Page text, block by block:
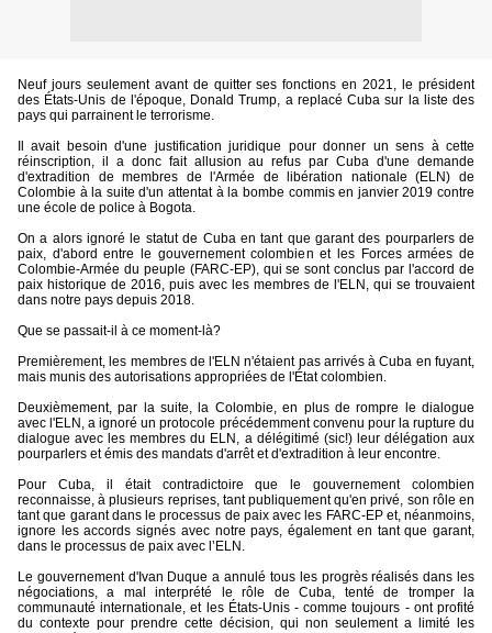
Neuf jours seulement avant de quitter ses fonctions en 2021, le président
des États-Unis de l'époque, Donald Trump, a replacé Cuba sur la liste des
pays qui parrainent le terrorisme.
Il avait besoin d'une justification juridique pour donner un sens à cette
réinscription, il a donc fait allusion au refus par Cuba d'une demande
d'extradition de membres de l'Armée de libération nationale (ELN) de
Colombie à la suite d'un attentat à la bombe commis en janvier 2019 contre
une école de police à Bogota.
On a alors ignoré le statut de Cuba en tant que garant des pourparlers de
paix, d'abord entre le gouvernement colombien et les Forces armées de
Colombie-Armée du peuple (FARC-EP), qui se sont conclus par l'accord de
paix historique de 2016, puis avec les membres de l'ELN, qui se trouvaient
dans notre pays depuis 2018.
Que se passait-il à ce moment-là?
Premièrement, les membres de l'ELN n'étaient pas arrivés à Cuba en fuyant,
mais munis des autorisations appropriées de l'État colombien.
Deuxièmement, par la suite, la Colombie, en plus de rompre le dialogue
avec l'ELN, a ignoré un protocole précédemment convenu pour la rupture du
dialogue avec les membres du ELN, a délégitimé (sic!) leur délégation aux
pourparlers et émis des mandats d'arrêt et d'extradition à leur encontre.
Pour Cuba, il était contradictoire que le gouvernement colombien
reconnaisse, à plusieurs reprises, tant publiquement qu'en privé, son rôle en
tant que garant dans le processus de paix avec les FARC-EP et, néanmoins,
ignore les accords signés avec notre pays, également en tant que garant,
dans le processus de paix avec l’ELN.
Le gouvernement d'Ivan Duque a annulé tous les progrès réalisés dans les
négociations, a mal interprété le rôle de Cuba, tenté de tromper la
communauté internationale, et les États-Unis - comme toujours - ont profité
du contexte pour prendre cette décision, qui non seulement a limité les